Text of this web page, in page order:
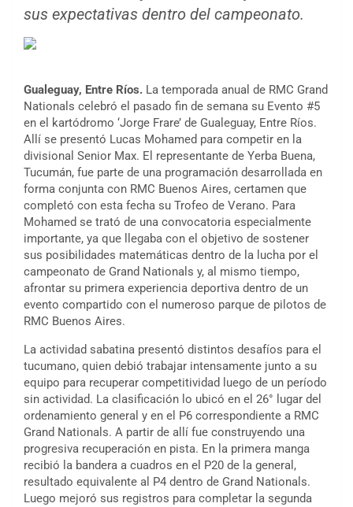
sus expectativas dentro del campeonato.
Gualeguay, Entre Ríos. La temporada anual de RMC Grand
Nationals celebró el pasado fin de semana su Evento #5
en el kartódromo ‘Jorge Frare’ de Gualeguay, Entre Ríos.
Allí se presentó Lucas Mohamed para competir en la
divisional Senior Max. El representante de Yerba Buena,
Tucumán, fue parte de una programación desarrollada en
forma conjunta con RMC Buenos Aires, certamen que
completó con esta fecha su Trofeo de Verano. Para
Mohamed se trató de una convocatoria especialmente
importante, ya que llegaba con el objetivo de sostener
sus posibilidades matemáticas dentro de la lucha por el
campeonato de Grand Nationals y, al mismo tiempo,
afrontar su primera experiencia deportiva dentro de un
evento compartido con el numeroso parque de pilotos de
RMC Buenos Aires.
La actividad sabatina presentó distintos desafíos para el
tucumano, quien debió trabajar intensamente junto a su
equipo para recuperar competitividad luego de un período
sin actividad. La clasificación lo ubicó en el 26° lugar del
ordenamiento general y en el P6 correspondiente a RMC
Grand Nationals. A partir de allí fue construyendo una
progresiva recuperación en pista. En la primera manga
recibió la bandera a cuadros en el P20 de la general,
resultado equivalente al P4 dentro de Grand Nationals.
Luego mejoró sus registros para completar la segunda